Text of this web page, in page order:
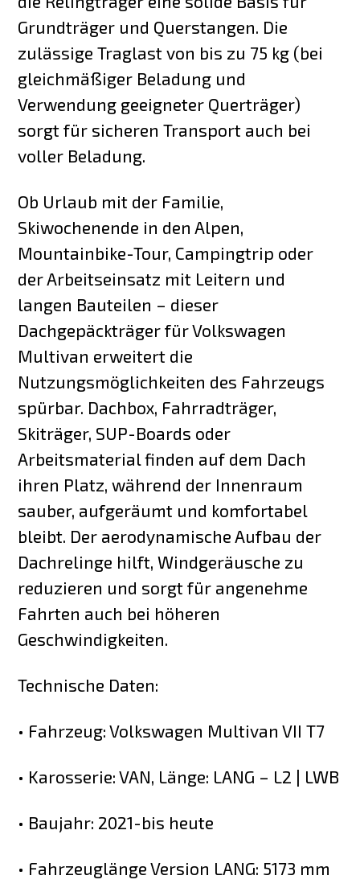
Grundträger und Querstangen. Die
zulässige Traglast von bis zu 75 kg (bei
gleichmäßiger Beladung und
Verwendung geeigneter Querträger)
sorgt für sicheren Transport auch bei
voller Beladung.
Ob Urlaub mit der Familie,
Skiwochenende in den Alpen,
Mountainbike-Tour, Campingtrip oder
der Arbeitseinsatz mit Leitern und
langen Bauteilen – dieser
Dachgepäckträger für Volkswagen
Multivan erweitert die
Nutzungsmöglichkeiten des Fahrzeugs
spürbar. Dachbox, Fahrradträger,
Skiträger, SUP-Boards oder
Arbeitsmaterial finden auf dem Dach
ihren Platz, während der Innenraum
sauber, aufgeräumt und komfortabel
bleibt. Der aerodynamische Aufbau der
Dachrelinge hilft, Windgeräusche zu
reduzieren und sorgt für angenehme
Fahrten auch bei höheren
Geschwindigkeiten.
Technische Daten:
• Fahrzeug: Volkswagen Multivan VII T7
• Karosserie: VAN, Länge: LANG – L2 | LWB
• Baujahr: 2021-bis heute
• Fahrzeuglänge Version LANG: 5173 mm